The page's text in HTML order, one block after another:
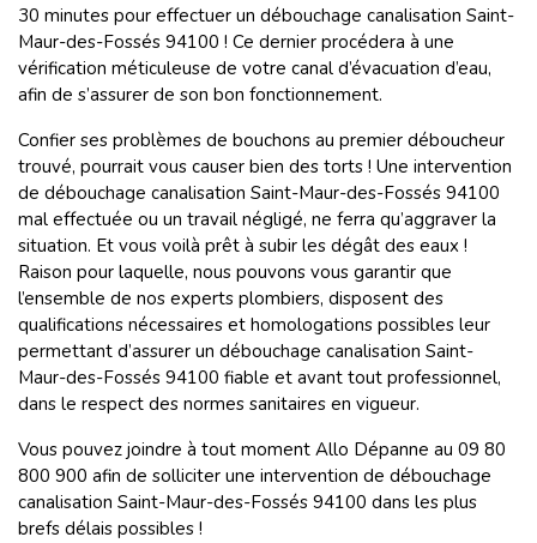
30 minutes pour effectuer un débouchage canalisation Saint-
Maur-des-Fossés 94100 ! Ce dernier procédera à une
vérification méticuleuse de votre canal d’évacuation d’eau,
afin de s’assurer de son bon fonctionnement.
Confier ses problèmes de bouchons au premier déboucheur
trouvé, pourrait vous causer bien des torts ! Une intervention
de débouchage canalisation Saint-Maur-des-Fossés 94100
mal effectuée ou un travail négligé, ne ferra qu’aggraver la
situation. Et vous voilà prêt à subir les dégât des eaux !
Raison pour laquelle, nous pouvons vous garantir que
l’ensemble de nos experts plombiers, disposent des
qualifications nécessaires et homologations possibles leur
permettant d’assurer un débouchage canalisation Saint-
Maur-des-Fossés 94100 fiable et avant tout professionnel,
dans le respect des normes sanitaires en vigueur.
Vous pouvez joindre à tout moment Allo Dépanne au 09 80
800 900 afin de solliciter une intervention de débouchage
canalisation Saint-Maur-des-Fossés 94100 dans les plus
brefs délais possibles !